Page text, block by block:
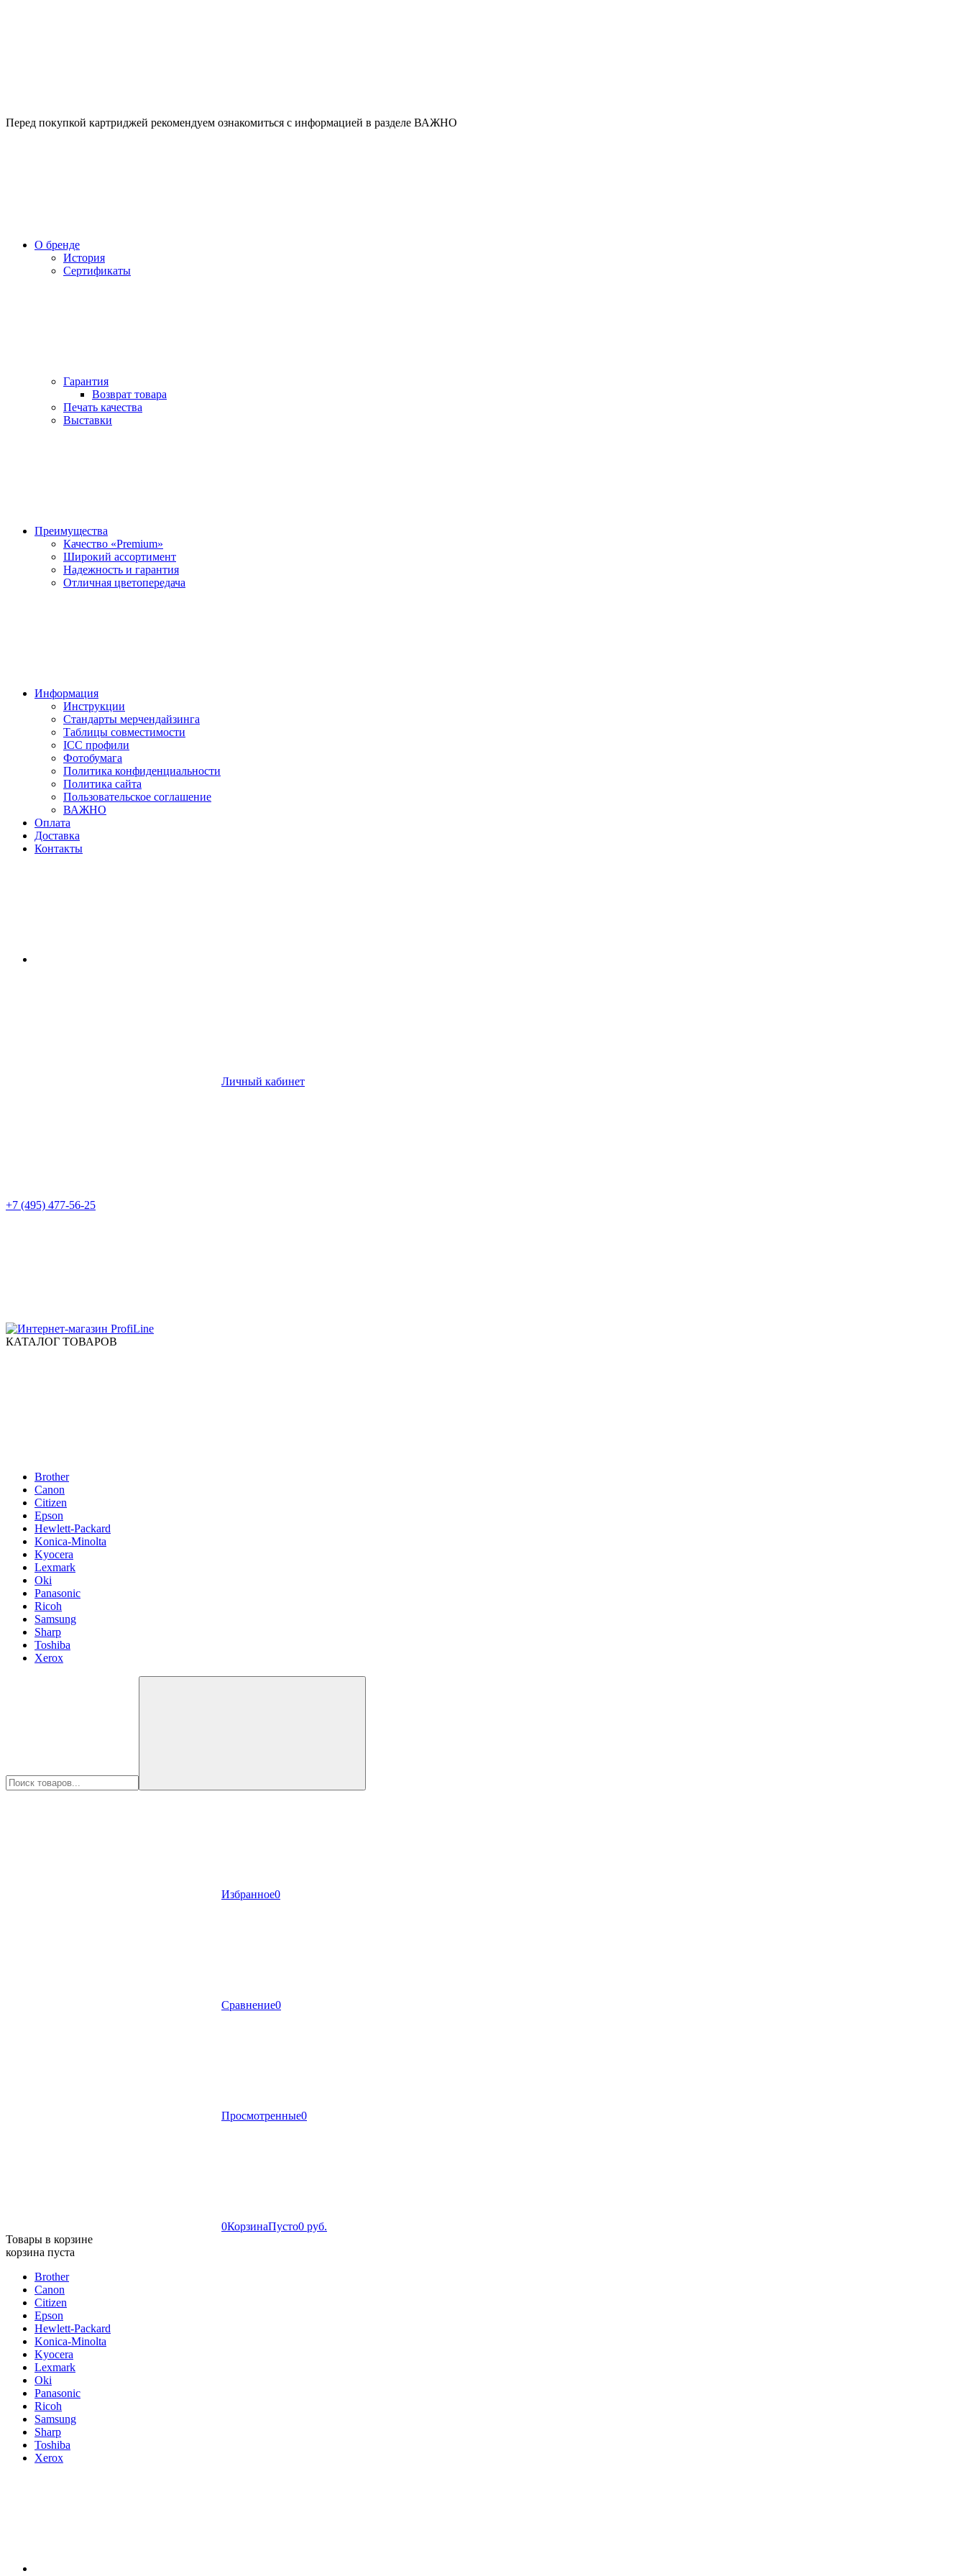
Перед покупкой картриджей рекомендуем ознакомиться с информацией в разделе ВАЖНО
О бренде
История
Сертификаты
Гарантия
Возврат товара
Печать качества
Выставки
Преимущества
Качество «Premium»
Широкий ассортимент
Надежность и гарантия
Отличная цветопередача
Информация
Инструкции
Стандарты мерчендайзинга
Таблицы совместимости
ICC профили
Фотобумага
Политика конфиденциальности
Политика сайта
Пользовательское соглашение
ВАЖНО
Оплата
Доставка
Контакты
Личный кабинет
+7 (495) 477-56-25
КАТАЛОГ ТОВАРОВ
Brother
Canon
Citizen
Epson
Hewlett-Packard
Konica-Minolta
Kyocera
Lexmark
Oki
Panasonic
Ricoh
Samsung
Sharp
Toshiba
Xerox
Избранное0
Сравнение0
Просмотренные0
0КорзинаПусто0 руб.
Товары в корзине
корзина пуста
Brother
Canon
Citizen
Epson
Hewlett-Packard
Konica-Minolta
Kyocera
Lexmark
Oki
Panasonic
Ricoh
Samsung
Sharp
Toshiba
Xerox